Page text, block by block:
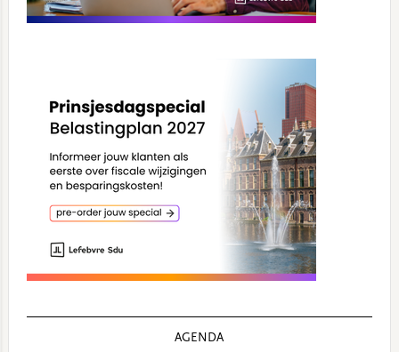
AGENDA